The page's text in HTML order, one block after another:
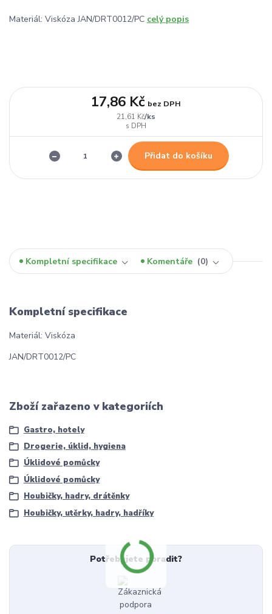
Materiál: Viskóza JAN/DRT0012/PC celý popis
21,61 Kč/ks
17,86 Kč bez DPH
Přidat do košíku
Kompletní specifikace Komentáře 0
Kompletní specifikace
Materiál: Viskóza
JAN/DRT0012/PC
Zboží zařazeno v kategoriích
Gastro, hotely
Drogerie, úklid, hygiena
Úklidové pomůcky
Úklidové pomůcky
Houbičky, hadry, drátěnky
Houbičky, utěrky, hadry, hadříky
Potřebujete poradit?